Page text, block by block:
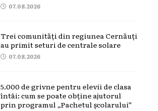
07.08.2026
Trei comunități din regiunea Cernăuți
au primit seturi de centrale solare
07.08.2026
5.000 de grivne pentru elevii de clasa
întâi: cum se poate obține ajutorul
prin programul „Pachetul școlarului”